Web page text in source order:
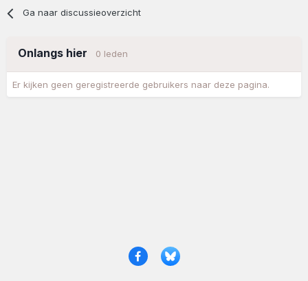
Ga naar discussieoverzicht
Onlangs hier 0 leden
Er kijken geen geregistreerde gebruikers naar deze pagina.